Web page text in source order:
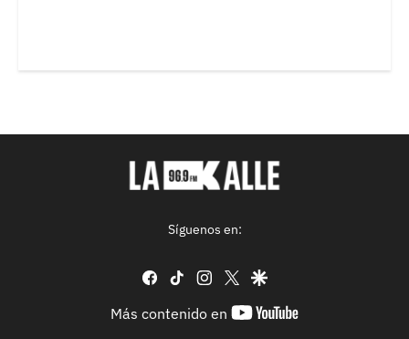
Síguenos en:
facebook
tiktok instagram
twittergoogle
Más contenido en
youtube-